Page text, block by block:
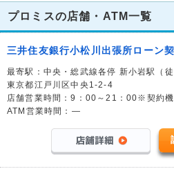
プロミスの店舗・ATM一覧
三井住友銀行小松川出張所ローン
最寄駅：中央・総武線各停 新小岩駅（徒
東京都江戸川区中央1-2-4
店舗営業時間：9：00～21：00※契約機
ATM営業時間：―